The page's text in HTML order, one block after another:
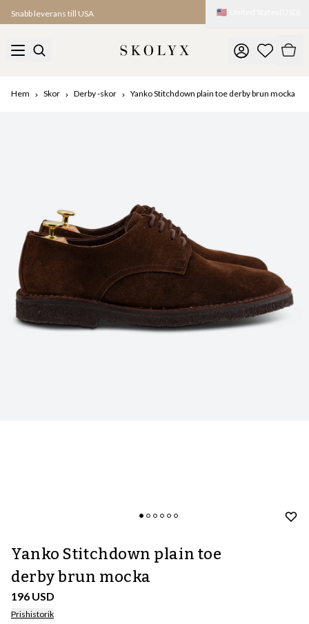
Snabb leverans till USA 🇺🇸
Hem Skor Derby -skor Yanko Stitchdown plain toe derby brun mocka
Yanko Stitchdown plain toe
derby brun mocka
196 USD
Prishistorik